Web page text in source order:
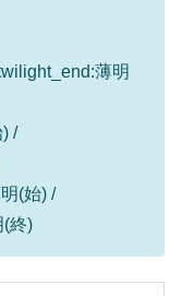
薄明
/
(始) /
(終)